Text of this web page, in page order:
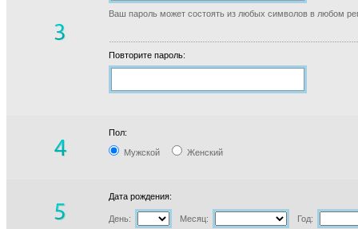
Ваш пароль может состоять из любых символов в любом
Повторите пароль:
Пол:
Мужской Женский
Дата рождения:
День: Месяц: Год: